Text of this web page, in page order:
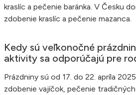
kraslíc a pečenie baránka. V Česku
zdobenie kraslíc a pečenie mazanca.
Kedy sú veľkonočné
aktivity sa odporúčajú pre
Prázdniny sú od 17. do 22. apríla
zdobenie vajíčok, pečenie